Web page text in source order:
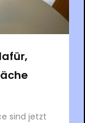
sind jetzt